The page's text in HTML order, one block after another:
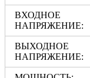
ВХОДНОЕ
НАПРЯЖЕНИЕ:
ВЫХОДНОЕ
НАПРЯЖЕНИЕ: